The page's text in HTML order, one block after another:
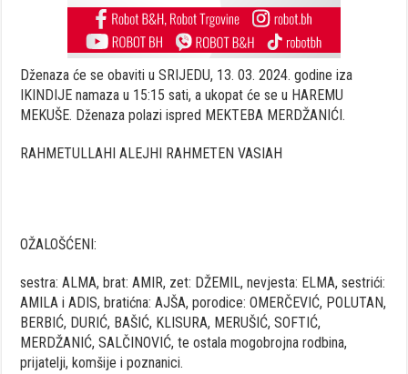
Dženaza će se obaviti u SRIJEDU, 13. 03. 2024. godine iza
IKINDIJE namaza u 15:15 sati, a ukopat će se u HAREMU
MEKUŠE. Dženaza polazi ispred MEKTEBA MERDŽANIĆI.
RAHMETULLAHI ALEJHI RAHMETEN VASIAH
OŽALOŠĆENI:
sestra: ALMA, brat: AMIR, zet: DŽEMIL, nevjesta: ELMA, sestrići:
AMILA i ADIS, bratićna: AJŠA, porodice: OMERČEVIĆ, POLUTAN,
BERBIĆ, DURIĆ, BAŠIĆ, KLISURA, MERUŠIĆ, SOFTIĆ,
MERDŽANIĆ, SALČINOVIĆ, te ostala mogobrojna rodbina,
prijatelji, komšije i poznanici.